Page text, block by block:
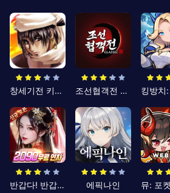
창세기전 키우기 조선협객전 클래식
반갑다! 반갑삼국지 에픽나인